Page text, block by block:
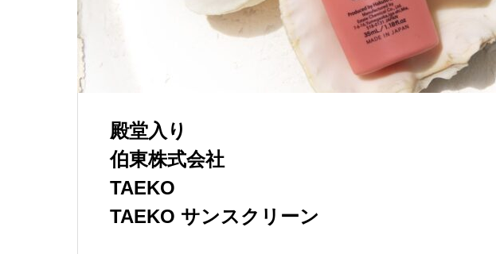
殿堂入り
伯東株式会社
TAEKO
TAEKO サンスクリーン